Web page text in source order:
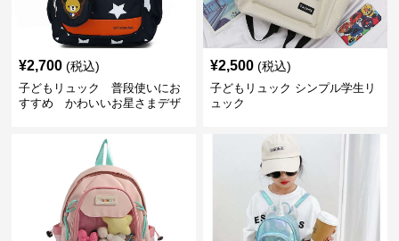
¥2,700 (税込)
子どもリュック 普段使いにお
すすめ かわいいお星さまデザ
¥2,500 (税込)
子どもリュック シンプル学生リ
ュック